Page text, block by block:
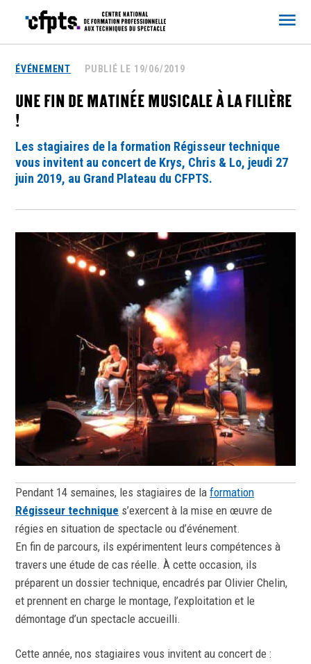
ÉVÉNEMENT PUBLIÉ LE 19/06/2019
UNE FIN DE MATINÉE MUSICALE À LA FILIÈRE
!
Les stagiaires de la formation Régisseur technique
vous invitent au concert de Krys, Chris & Lo, jeudi 27
juin 2019, au Grand Plateau du CFPTS.
Pendant 14 semaines, les stagiaires de la formation
Régisseur technique s’exercent à la mise en œuvre de
régies en situation de spectacle ou d’événement.
En fin de parcours, ils expérimentent leurs compétences à
travers une étude de cas réelle. À cette occasion, ils
préparent un dossier technique, encadrés par Olivier Chelin,
et prennent en charge le montage, l’exploitation et le
démontage d’un spectacle accueilli.
Cette année, nos stagiaires vous invitent au concert de :